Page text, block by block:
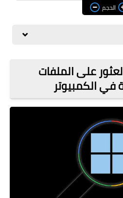
الربح من الانترنت
ذكاء اصطناعي
الحجم
على الملفات
في الكمبيوتر